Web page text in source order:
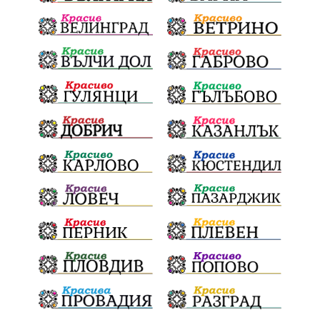
ФолклоренФестивал умишленпалеж
разследване ОДЗемеделие ЕдвинХасан
ШуменскаОбластГЕРБ БезЧадър
ШуменскоПлато Ветропаркове
ОбщинскиСъвет ИранБългария
Индустриализация
БългарскотоМашиностроене ПравилаЗаВсички
ТониСтораро НеправилноПаркиране Булинг